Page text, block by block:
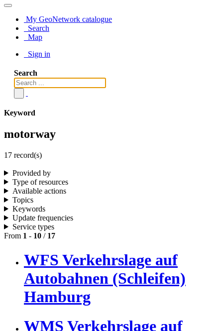
My GeoNetwork catalogue
Search
Map
Sign in
Search
Keyword
motorway
17 record(s)
Provided by
Type of resources
Available actions
Topics
Keywords
Update frequencies
Service types
From 1 - 10 / 17
WFS Verkehrslage auf
Autobahnen (Schleifen)
Hamburg
WMS Verkehrslage auf